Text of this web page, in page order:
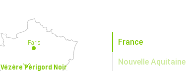
France
Nouvelle Aquitaine
Paris
Vézère Périgord Noir